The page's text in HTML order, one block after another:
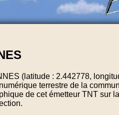
(latitude : 2.442778,
terrestre de la
de cet émetteur TNT sur